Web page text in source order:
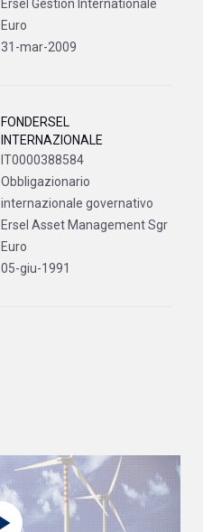
Ersel Gestion Internationale
Euro
31-mar-2009
FONDERSEL
INTERNAZIONALE
IT0000388584
Obbligazionario
internazionale governativo
Ersel Asset Management Sgr
Euro
05-giu-1991